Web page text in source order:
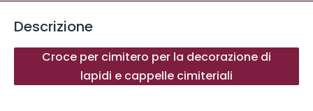
Descrizione
Croce per cimitero per la decorazione di
lapidi e cappelle cimiteriali